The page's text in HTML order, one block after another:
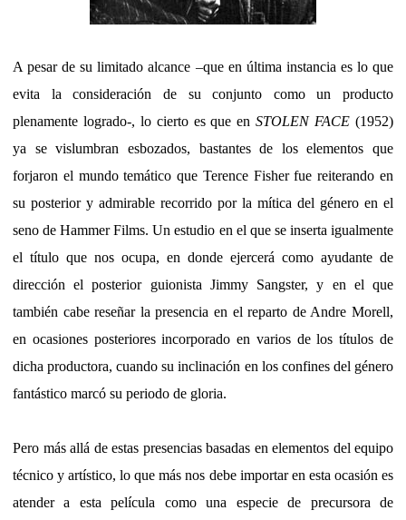
A pesar de su limitado alcance –que en última instancia es lo que
evita la consideración de su conjunto como un producto
plenamente logrado-, lo cierto es que enSTOLEN FACE (1952)
ya se vislumbran esbozados, bastantes de los elementos que
forjaron el mundo temático que Terence Fisher fue reiterando en
su posterior y admirable recorrido por la mítica del género en el
seno de Hammer Films. Un estudio en el que se inserta igualmente
el título que nos ocupa, en donde ejercerá como ayudante de
dirección el posterior guionista Jimmy Sangster, y en el que
también cabe reseñar la presencia en el reparto de Andre Morell,
en ocasiones posteriores incorporado en varios de los títulos de
dicha productora, cuando su inclinación en los confines del género
fantástico marcó su periodo de gloria.
Pero más allá de estas presencias basadas en elementos del equipo
técnico y artístico, lo que más nos debe importar en esta ocasión es
atender a esta película como una especie de precursora de